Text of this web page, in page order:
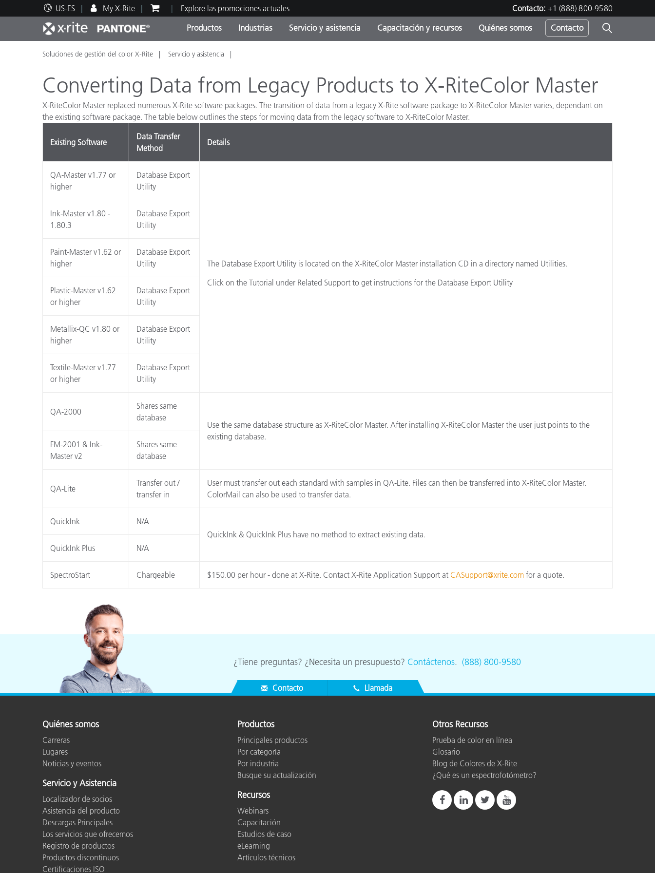
US-ES My X-Rite Explore las promociones actuales Contacto: +1 (888) 800-9580
Productos
Principales productos Categorías de Producto
actualización
Promociones actuales
Online Store
Industrias
Impresión y Empaques
Automotriz
Plásticos
Pinturas y Recubrimientos
Productos Envasados
Food Color Measurement
Bienes Duraderos
Servicio y asistencia
Soporte técnico Servicio y mantenimiento
Capacitación y recursos
Recursos educativos Adiestramiento
Top Descargas
Quiénes somos Contacto
Soluciones de gestión del color X-Rite Servicio y asistencia
Converting Data from Legacy Products to X-RiteColor Master
X-RiteColor Master replaced numerous X-Rite software packages. The transition of data from a legacy X-Rite software package to X-RiteColor Master varies, dependant on
the existing software package. The table below outlines the steps for moving data from the legacy software to X-RiteColor Master.
Existing Software
Data Transfer
Method
Details
QA-Master v1.77 or
higher
Database Export
Utility
The Database Export Utility is located on the X-RiteColor Master installation CD in a directory named Utilities.
Click on the Tutorial under Related Support to get instructions for the Database Export Utility
Ink-Master v1.80 -
1.80.3
Database Export
Utility
Paint-Master v1.62 or
higher
Database Export
Utility
Plastic-Master v1.62
or higher
Database Export
Utility
Metallix-QC v1.80 or
higher
Database Export
Utility
Textile-Master v1.77
or higher
Database Export
Utility
QA-2000
Shares same
database
Use the same database structure as X-RiteColor Master. After installing X-RiteColor Master the user just points to the
existing database.
FM-2001 & Ink-
Master v2
Shares same
database
QA-Lite
Transfer out /
transfer in
User must transfer out each standard with samples in QA-Lite. Files can then be transferred into X-RiteColor Master.
ColorMail can also be used to transfer data.
QuickInk
N/A
QuickInk & QuickInk Plus have no method to extract existing data.
QuickInk Plus
N/A
SpectroStart Chargeable $150.00 per hour - done at X-Rite. Contact X-Rite Application Support at CASupport@xrite.comfor a quote.
¿Tiene preguntas? ¿Necesita un presupuesto? Contáctenos. (888) 800-9580
Contacto Llamada
Quiénes somos
Carreras
Lugares
Noticias y eventos
Servicio y Asistencia
Localizador de socios
Asistencia del producto
Descargas Principales
Los servicios que ofrecemos
Registro de productos
Productos discontinuos
Certificaciones ISO
Productos
Principales productos
Por categoría
Por industria
Busque su actualización
Recursos
Webinars
Capacitación
Estudios de caso
eLearning
Artículos técnicos
Otros Recursos
Prueba de color en línea
Glosario
Blog de Colores de X-Rite
¿Qué es un espectrofotómetro?